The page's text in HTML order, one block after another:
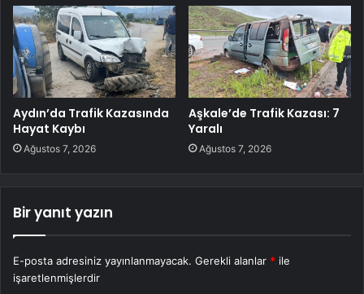
Aydın’da Trafik Kazasında
Hayat Kaybı
Ağustos 7, 2026
Aşkale’de Trafik Kazası: 7
Yaralı
Ağustos 7, 2026
Bir yanıt yazın
E-posta adresiniz yayınlanmayacak. Gerekli alanlar * ile
işaretlenmişlerdir